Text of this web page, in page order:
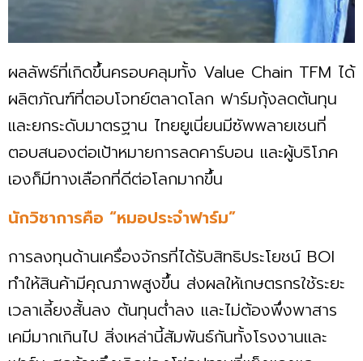
ผลลัพธ์ที่เกิดขึ้นครอบคลุมทั้ง Value Chain TFM ได้
ผลิตภัณฑ์ที่ตอบโจทย์ตลาดโลก ฟาร์มกุ้งลดต้นทุน
และยกระดับมาตรฐาน ไทยยูเนี่ยนมีซัพพลายเชนที่
ตอบสนองต่อเป้าหมายการลดคาร์บอน และผู้บริโภค
เองก็มีทางเลือกที่ดีต่อโลกมากขึ้น
นักวิชาการคือ “หมอประจำฟาร์ม”
การลงทุนด้านเครื่องจักรที่ได้รับสิทธิประโยชน์ BOI
ทำให้สินค้ามีคุณภาพสูงขึ้น ส่งผลให้เกษตรกรใช้ระยะ
เวลาเลี้ยงสั้นลง ต้นทุนต่ำลง และไม่ต้องพึ่งพาสาร
เคมีมากเกินไป สิ่งเหล่านี้สัมพันธ์กันทั้งโรงงานและ